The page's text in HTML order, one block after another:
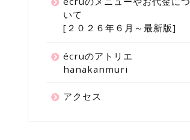
いて
[２０２６年６月～最新版]
écruのアトリエ
hanakanmuri
アクセス